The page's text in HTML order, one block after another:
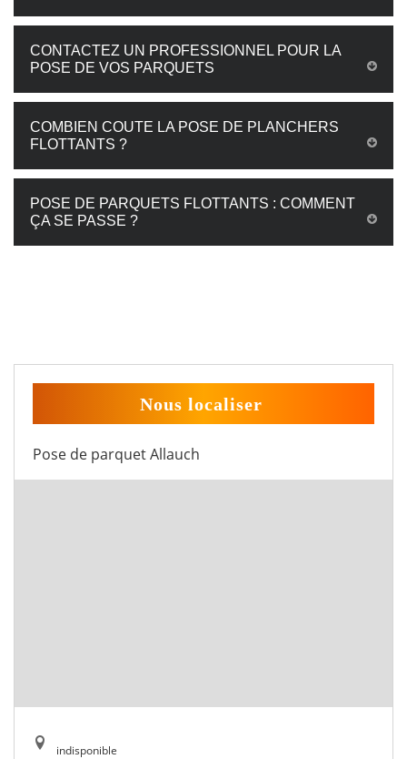
CONTACTEZ UN PROFESSIONNEL POUR LA
POSE DE VOS PARQUETS
COMBIEN COUTE LA POSE DE PLANCHERS
FLOTTANTS ?
POSE DE PARQUETS FLOTTANTS : COMMENT
ÇA SE PASSE ?
Nous localiser
Pose de parquet Allauch
indisponible